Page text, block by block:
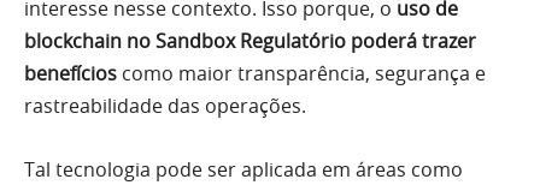
interesse nesse contexto. Isso porque, o uso de
blockchain no Sandbox Regulatório poderá trazer
benefícios como maior transparência, segurança e
rastreabilidade das operações.
Tal tecnologia pode ser aplicada em áreas como